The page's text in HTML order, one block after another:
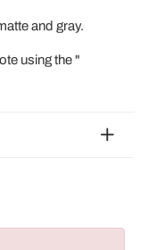
and gray.
using the "